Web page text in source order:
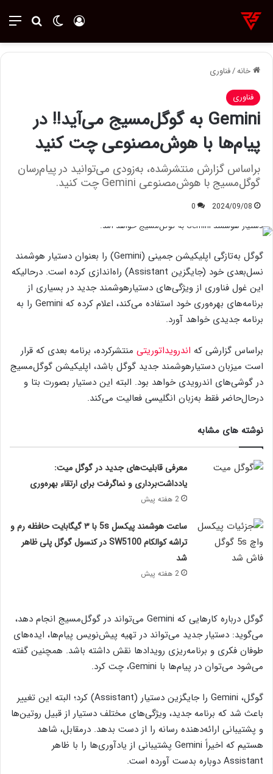
تغییر پوسته ورود
خانه/فناوری
فناوری
Gemini به گوگل‌مسیج می‌آید!! در
پیام‌ها با هوش‌مصنوعی چت کنید
براساس گزارش منتشرشده، به‌زودی می‌توانید در پیام‌رسان
گوگل‌مسیج با هوش‌مصنوعی Gemini چت کنید.
2024/09/08
0
گوگل به‌تازگی اپلیکیشن جمینی (Gemini) را بعنوان دستیار هوشمند
نسل‌بعدی خود (جایگزین Assistant) راه‌اندازی کرده است. درحالیکه
این غول فناوری از ویژگی‌های دستیار‌هوشمند جدید در بسیاری از
برنامه‌های بهره‌وری خود استفاده می‌کند، اعلام کرده که Gemini را به
برنامه جدیدی خواهد آورد.
براساس گزارشی که اندرویداتوریتی منتشرکرده، برنامه بعدی که قرار
است میزبان دستیارهوشمند جدید گوگل باشد، اپلیکیشن گوگل‌مسیج
در گوشی‌های اندرویدی خواهد بود. البته این دستیار بصورت بتا و
درحال‌حاضر فقط به‌زبان انگلیسی فعالیت می‌کند.
نوشته های مشابه
معرفی قابلیت‌های جدید در گوگل میت:
یادداشت‌برداری و نماگرفت برای ارتقاء بهره‌وری
2 هفته پیش
ساعت هوشمند پیکسل 5s با ۳ گیگابایت حافظه رم و
تراشه کوالکام SW5100 در کنسول گوگل پلی ظاهر
شد
2 هفته پیش
گوگل درباره کارهایی که Gemini می‌تواند در گوگل‌مسیج انجام دهد،
می‌گوید: دستیار جدید می‌تواند در تهیه پیش‌نویس پیام‌ها، ایده‌های
طوفان فکری و برنامه‌ریزی رویدادها نقش داشته باشد. همچنین گفته
می‌شود می‌توان در پیام‌ها با Gemini، چت کرد.
گوگل، Gemini را جایگزین دستیار (Assistant) کرد؛ البته این تغییر
باعث شد که برنامه جدید، ویژگی‌های مختلف دستیار از قبیل روتین‌ها
و پشتیبانی ارائه‌دهنده رسانه را از دست بدهد. درمقابل، شاهد
هستیم که اخیراً Gemini پشتیبانی از یادآوری‌ها را با ظاهر
Assistant دوباره بدست آورده است.